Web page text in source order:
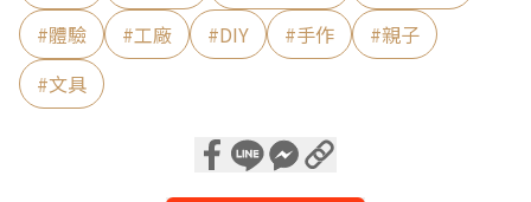
#體驗 #工廠 #DIY #手作 #親子
#文具